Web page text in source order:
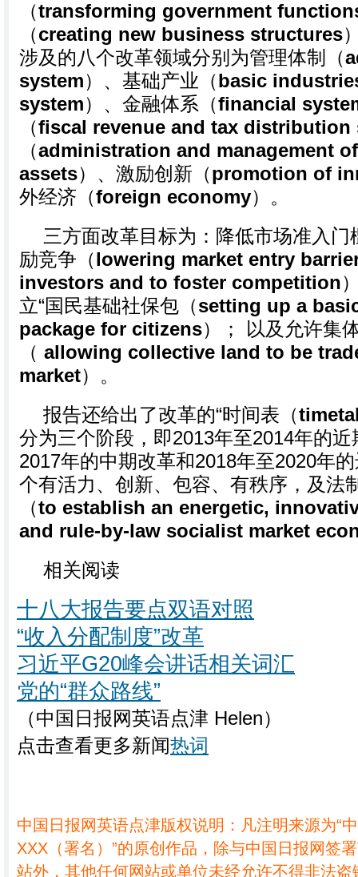
（transforming government
（creating new business structures
涉及的八个改革领域分别为管理体制（
system）、基础产业（basic
system）、金融体系（financial
（fiscal revenue and tax distribution
（administration and management
assets）、激励创新（promotion of
外经济（foreign economy）。
三方面改革目标为：降低市场准入
励竞争（lowering market entry
investors and to foster competition
立“国民基础社保包（setting up a
package for citizens）； 以及允许集
（ allowing collective land to be
market）。
报告还给出了改革的“时间表（
分为三个阶段，即2013年至2014年的
2017年的中期改革和2018年至2020年
个有活力、创新、包容、有秩序，及法
（to establish an energetic,
and rule-by-law socialist market
相关阅读
十八大报告要点双语对照
“收入分配制度”改革
习近平G20峰会讲话相关词汇
党的“群众路线”
（中国日报网英语点津 Helen）
点击查看更多新闻热词
中国日报网英语点津版权说明：凡注明来源为“
XXX（署名）”的原创作品，除与中国日报网签
站外，其他任何网站或单位未经允许不得非法